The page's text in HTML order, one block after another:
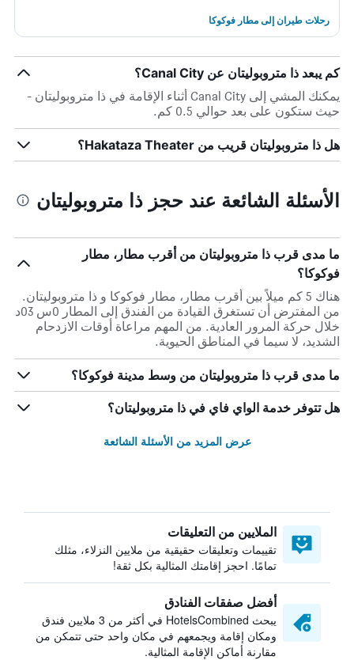
رحلات طيران إلى مطار فوكوكا
كم يبعد ذا متروبوليتان عن Canal City؟
يمكنك المشي إلى Canal City أثناء الإقامة في ذا متروبوليتان -
حيث ستكون على بعد حوالي 0.5 كم.
هل ذا متروبوليتان قريب من Hakataza Theater؟
الأسئلة الشائعة عند حجز ذا متروبوليتان
ما مدى قرب ذا متروبوليتان من أقرب مطار، مطار
فوكوكا؟
هناك 5 كم ميلاً بين أقرب مطار، مطار فوكوكا و ذا متروبوليتان.
من المفترض أن تستغرق القيادة من الفندق إلى المطار 0س 03د
خلال حركة المرور العادية. من المهم مراعاة أوقات الازدحام
الشديد، لا سيما في المناطق الحيوية.
ما مدى قرب ذا متروبوليتان من وسط مدينة فوكوكا؟
هل تتوفر خدمة الواي فاي في ذا متروبوليتان؟
عرض المزيد من الأسئلة الشائعة
الملايين من التعليقات
تقييمات وتعليقات حقيقية من ملايين النزلاء، مثلك
تمامًا. احجز إقامتك المثالية بكل ثقة!
أفضل صفقات الفنادق
يبحث HotelsCombined في أكثر من 3 ملايين فندق
ومكان إقامة ويجمعهم في مكان واحد حتى تتمكن من
مقارنة أماكن الإقامة المثالية.